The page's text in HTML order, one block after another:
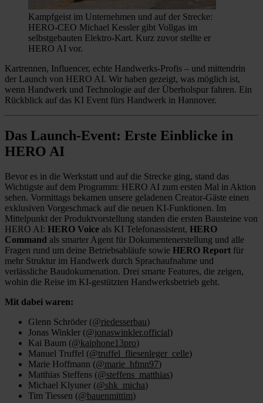
Kampfgeist im Unternehmen und auf der Strecke:
HERO-CEO Michael Kessler gibt Vollgas im
selbstgebauten Elektro-Kart. Kurz zuvor stellte er
HERO AI vor.
Kartrennen, Influencer, echte Handwerks-Profis – und mittendrin
der Launch von HERO AI. Wir haben gezeigt, was möglich ist,
wenn Handwerk und Technologie auf der Überholspur fahren. Ein
Rückblick auf das KI Event fürs Handwerk in Hannover.
Das Launch-Event: Erste Einblicke in
HERO AI
Bevor es in die Werkstatt und auf die Strecke ging, stand das
Wichtigste auf dem Programm: HERO AI zum ersten Mal in Aktion
sehen. Vormittags bekamen unsere geladenen Creator-Gäste einen
exklusiven Vorgeschmack auf die neuen KI-Funktionen. Im
Mittelpunkt der Produktvorstellung standen die ersten Bausteine von
HERO AI: HERO Voice als KI Telefonassistent, HERO
Command als smarter Agent für Dokumentenerstellung und alle
Fragen rund um deine Betriebsabläufe sowie HERO Report für
mehr Struktur im Handwerk durch Sprachaufnahme und
verlässliche Baudokumenation. Drei smarte Features, die zeigen,
wohin die Reise im KI-gestützten Handwerksbetrieb geht.
Mit dabei waren:
Glenn Schröder (@riedesserbau)
Jonas Winkler (@jonaswinkler.official)
Kai Baum (@kaiphone13pro)
Manuel Truffel (@truffel_fliesenleger_celle)
Marie Hoffmann (@marie_hfmn97)
Matthias Steffens (@steffens_matthias)
Michael Klyuner (@shk_micha)
Tim Tiessen (@bauenmittim)